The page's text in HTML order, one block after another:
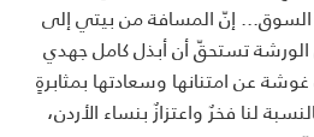
إنّ المسافة من بيتي إلى
تستحقّ أن أبذل كامل جهدي
عن امتنانها وسعادتها بمثابرةٍ
لنا فخرٌ واعتزازٌ بنساء الأردن،